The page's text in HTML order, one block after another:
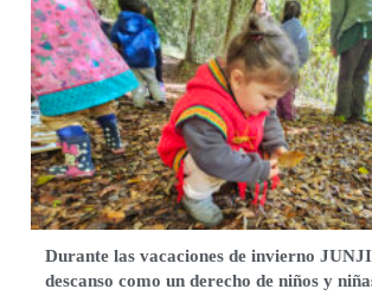
Durante las vacaciones de invierno
descanso como un derecho de niños y